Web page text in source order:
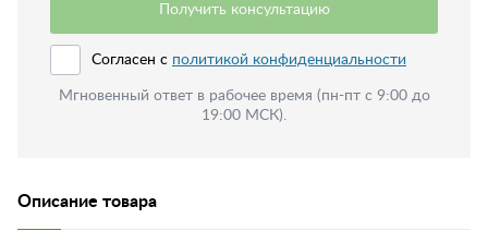
Получить консультацию
Согласен с политикой конфиденциальности
Мгновенный ответ в рабочее время (пн-пт с 9:00 до
19:00 МСК).
Описание товара